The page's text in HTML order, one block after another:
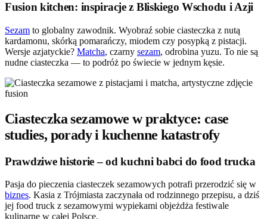
Fusion kitchen: inspiracje z Bliskiego Wschodu i Azji
Sezam to globalny zawodnik. Wyobraź sobie ciasteczka z nutą
kardamonu, skórką pomarańczy, miodem czy posypką z pistacji.
Wersje azjatyckie? Matcha, czarny sezam, odrobina yuzu. To nie są
nudne ciasteczka — to podróż po świecie w jednym kęsie.
Ciasteczka sezamowe w praktyce: case
studies, porady i kuchenne katastrofy
Prawdziwe historie – od kuchni babci do food trucka
Pasja do pieczenia ciasteczek sezamowych potrafi przerodzić się w
biznes. Kasia z Trójmiasta zaczynała od rodzinnego przepisu, a dziś
jej food truck z sezamowymi wypiekami objeżdża festiwale
kulinarne w całej Polsce.